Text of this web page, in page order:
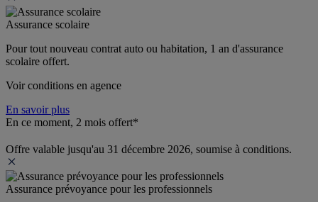
Assurance scolaire
Pour tout nouveau contrat auto ou habitation, 1 an d'assurance
scolaire offert.
Voir conditions en agence
En savoir plus
En ce moment, 2 mois offert*
Offre valable jusqu'au 31 décembre 2026, soumise à conditions.
Assurance prévoyance pour les professionnels